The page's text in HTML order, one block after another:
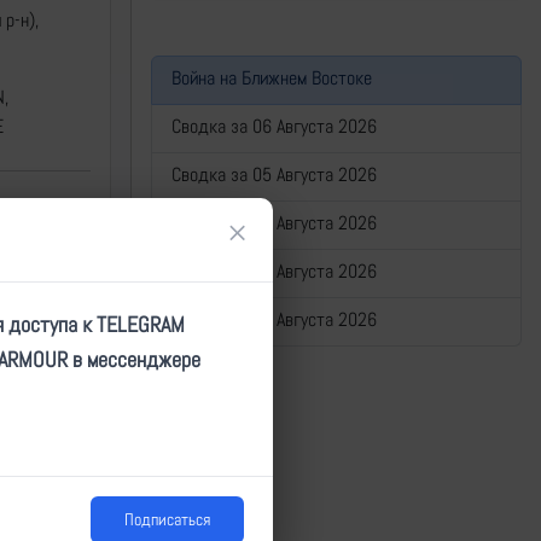
н),
Война на Ближнем Востоке
Сводка за 06 Августа 2026
Сводка за 05 Августа 2026
Сводка за 04 Августа 2026
Сводка за 03 Августа 2026
Сводка за 02 Августа 2026
×
к TELEGRAM
в мессенджере
Подписаться